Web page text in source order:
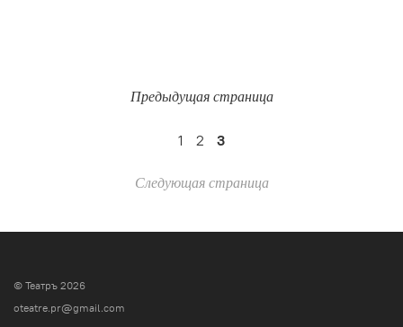
Предыдущая страница
1 2 3
Следующая страница
© Театръ 2026
oteatre.pr@gmail.com